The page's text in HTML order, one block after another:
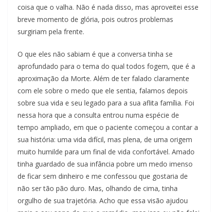
coisa que o valha. Não é nada disso, mas aproveitei esse
breve momento de glória, pois outros problemas
surgiriam pela frente.
O que eles não sabiam é que a conversa tinha se
aprofundado para o tema do qual todos fogem, que é a
aproximação da Morte. Além de ter falado claramente
com ele sobre o medo que ele sentia, falamos depois
sobre sua vida e seu legado para a sua aflita família. Foi
nessa hora que a consulta entrou numa espécie de
tempo ampliado, em que o paciente começou a contar a
sua história: uma vida difícil, mas plena, de uma origem
muito humilde para um final de vida confortável. Amado
tinha guardado de sua infância pobre um medo imenso
de ficar sem dinheiro e me confessou que gostaria de
não ser tão pão duro. Mas, olhando de cima, tinha
orgulho de sua trajetória. Acho que essa visão ajudou